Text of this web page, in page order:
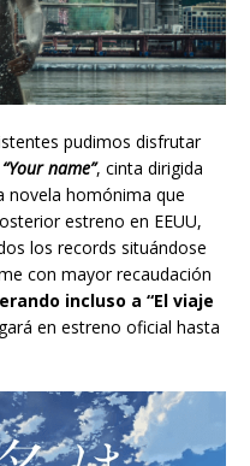
pudimos disfrutar
“Your name”, cinta dirigida
novela homónima que
estreno en EEUU,
los records situándose
con mayor recaudación
incluso a “El viaje
en estreno oficial hasta